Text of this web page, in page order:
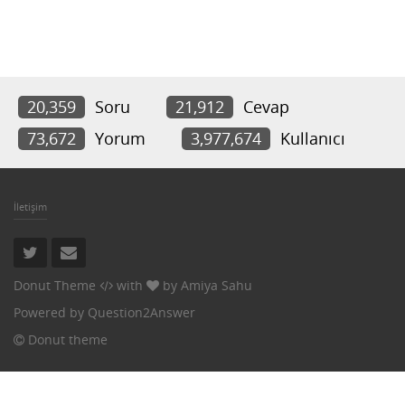
20,359 Soru 21,912
Cevap
73,672
Yorum 3,977,674 Kullanıcı
İletişim
Donut Theme with by Amiya Sahu
Powered by Question2Answer
Donut theme